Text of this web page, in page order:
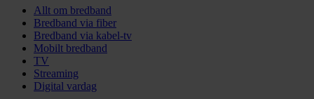
Allt om bredband
Bredband via fiber
Bredband via kabel-tv
Mobilt bredband
TV
Streaming
Digital vardag